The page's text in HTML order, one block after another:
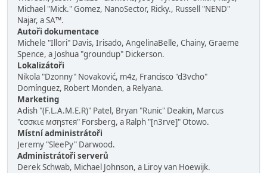
Michael "Mick." Gomez, NanoSector, Ricky., Russell "NEND"
Najar, a SA™.
Autoři dokumentace
Michele "Illori" Davis, Irisado, AngelinaBelle, Chainy, Graeme
Spence, a Joshua "groundup" Dickerson.
Lokalizátoři
Nikola "Dzonny" Novaković, m4z, Francisco "d3vcho"
Domínguez, Robert Monden, a Relyana.
Marketing
Adish "(F.L.A.M.E.R)" Patel, Bryan "Runic" Deakin, Marcus
"cσσкιє мσηѕтєя" Forsberg, a Ralph "[n3rve]" Otowo.
Místní administrátoři
Jeremy "SleePy" Darwood.
Administrátoři serverů
Derek Schwab, Michael Johnson, a Liroy van Hoewijk.